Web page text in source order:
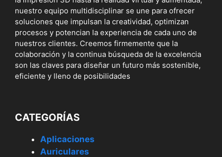
nuestro equipo multidisciplinar se une para ofrecer
soluciones que impulsan la creatividad, optimizan
procesos y potencian la experiencia de cada uno de
nuestros clientes. Creemos firmemente que la
colaboración y la continua búsqueda de la excelencia
son las claves para diseñar un futuro más sostenible,
eficiente y lleno de posibilidades
CATEGORÍAS
Aplicaciones
Auriculares